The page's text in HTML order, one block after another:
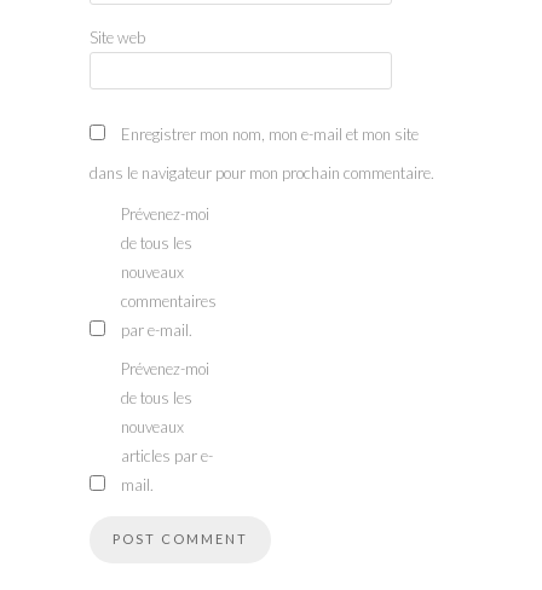
Site web
Enregistrer mon nom, mon e-mail et mon site
dans le navigateur pour mon prochain commentaire.
Prévenez-moi
de tous les
nouveaux
commentaires
par e-mail.
Prévenez-moi
de tous les
nouveaux
articles par e-
mail.